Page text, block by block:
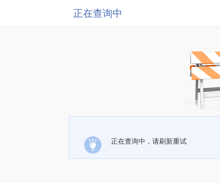
正在查询中
正在查询中，请刷新重试